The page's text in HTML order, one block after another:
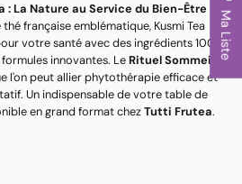
: La Nature au Service du Bien-Être
thé française emblématique, Kusmi Tea
votre santé avec des ingrédients 100%
innovantes. LeRituel Sommeil
l'on peut allier phytothérapie efficace et
Un indispensable de votre table de
en grand format chezTutti Frutea.
Ma Liste